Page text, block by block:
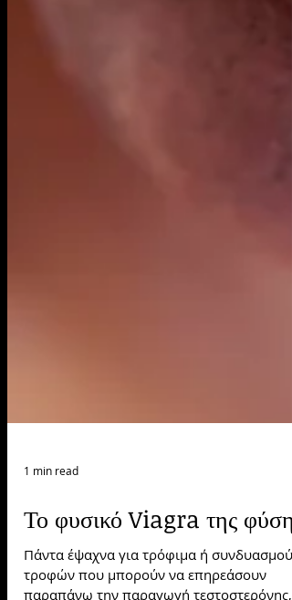
1 min read